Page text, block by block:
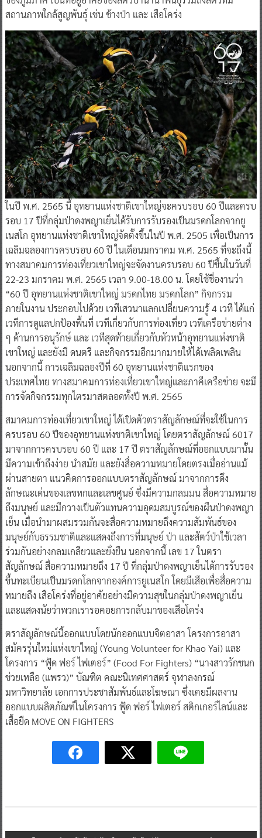
สถานภาพใกล้สูญพันธุ์ เช่น ช้างป่า และ เสือโคร่ง
ในปี พ.ศ. 2565 นี้ อุทยานแห่งชาติเขาใหญ่จะครบรอบ 60 ปีและครบ
รอบ 17 ปีที่กลุ่มป่าดงพญาเย็นได้รับการรับรองเป็นมรดกโลกจากยู
เนสโก อุทยานแห่งชาติเขาใหญ่จัดตั้งขึ้นในปี พ.ศ. 2505 เพื่อเป็นการ
เฉลิมฉลองการครบรอบ 60 ปี ในเดือนมกราคม พ.ศ. 2565 ที่จะถึงนี้
ทางสมาคมการท่องเที่ยวเขาใหญ่จะจัดงานครบรอบ 60 ปีขึ้นในวันที่
22-23 มกราคม พ.ศ. 2565 เวลา 9.00-18.00 น. โดยใช้ชื่องานว่า
“60 ปี อุทยานแห่งชาติเขาใหญ่ มรดกไทย มรดกโลก” กิจกรรม
ภายในงาน ประกอบไปด้วย เวทีเสวนาแลกเปลี่ยนความรู้ 4 เวที ได้แก่
เวทีการดูแลปกป้องพื้นที่ เวทีเกี่ยวกับการท่องเที่ยว เวทีเครือข่ายต่าง
ๆ ด้านการอนุรักษ์ และ เวทีสุดท้ายเกี่ยวกับหัวหน้าอุทยานแห่งชาติ
เขาใหญ่ และยังมี ดนตรี และกิจกรรมอีกมากมายให้ได้เพลิดเพลิน
นอกจากนี้ การเฉลิมฉลองปีที่ 60 อุทยานแห่งชาติแรกของ
ประเทศไทย ทางสมาคมการท่องเที่ยวเขาใหญ่และภาคีเครือข่าย จะมี
การจัดกิจกรรมทุกไตรมาสตลอดทั้งปี พ.ศ. 2565
สมาคมการท่องเที่ยวเขาใหญ่ ได้เปิดตัวตราสัญลักษณ์ที่จะใช้ในการ
ครบรอบ 60 ปีของอุทยานแห่งชาติเขาใหญ่ โดยตราสัญลักษณ์ 6017
มาจากการครบรอบ 60 ปี และ 17 ปี ตราสัญลักษณ์ที่ออกแบบมานั้น
มีความเข้าถึงง่าย นำสมัย และยังสื่อความหมายโดยตรงเมื่ออ่านแม้
ผ่านสายตา แนวคิดการออกแบบตราสัญลักษณ์ มาจากการดึง
ลักษณะเด่นของเลขหกและเลขศูนย์ ซึ่งมีความกลมมน สื่อความหมาย
ถึงมนุษย์ และมีกวางเป็นตัวแทนความอุดมสมบูรณ์ของผืนป่าดงพญา
เย็น เมื่อนำมาผสมรวมกันจะสื่อความหมายถึงความสัมพันธ์ของ
มนุษย์กับธรรมชาติและแสดงถึงการที่มนุษย์ ป่า และสัตว์ป่าใช้เวลา
ร่วมกันอย่างกลมเกลียวและยั่งยืน นอกจากนี้ เลข 17 ในตรา
สัญลักษณ์ สื่อความหมายถึง 17 ปี ที่กลุ่มป่าดงพญาเย็นได้การรับรอง
ขึ้นทะเบียนเป็นมรดกโลกจากองค์การยูเนสโก โดยมีเสือเพื่อสื่อความ
หมายถึง เสือโคร่งที่อยู่อาศัยอย่างมีความสุขในกลุ่มป่าดงพญาเย็น
และแสดงนัยว่าพวกเรารอคอยการกลับมาของเสือโคร่ง
ตราสัญลักษณ์นี้ออกแบบโดยนักออกแบบจิตอาสา โครงการอาสา
สมัครรุ่นใหม่แห่งเขาใหญ่ (Young Volunteer for Khao Yai) และ
โครงการ “ฟู้ด ฟอร์ ไฟเตอร์” (Food For Fighters) “นางสาวรักชนก
ช่วยเหลือ (แพรว)” บัณฑิต คณะนิเทศศาสตร์ จุฬาลงกรณ์
มหาวิทยาลัย เอกการประชาสัมพันธ์และโฆษณา ซึ่งเคยมีผลงาน
ออกแบบผลิตภัณฑ์ในโครงการ ฟู้ด ฟอร์ ไฟเตอร์ สติกเกอร์ไลน์และ
เสื้อยืด MOVE ON FIGHTERS